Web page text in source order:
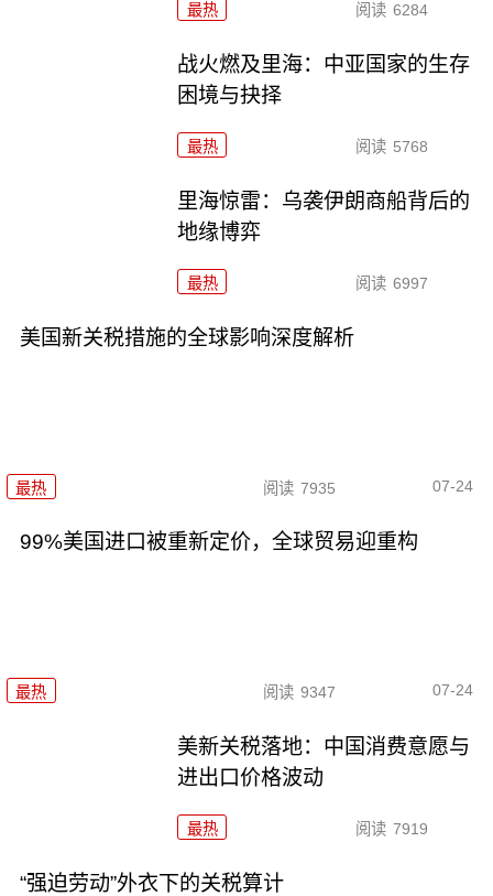
最热 阅读 6284
战火燃及里海：中亚国家的生存
困境与抉择
最热 阅读 5768
里海惊雷：乌袭伊朗商船背后的
地缘博弈
最热 阅读 6997
美国新关税措施的全球影响深度解析
最热 阅读 7935 07-24
99%美国进口被重新定价，全球贸易迎重构
最热 阅读 9347 07-24
美新关税落地：中国消费意愿与
进出口价格波动
最热 阅读 7919
“强迫劳动”外衣下的关税算计